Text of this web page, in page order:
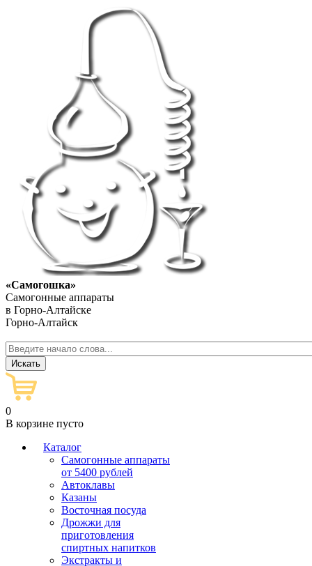
«Самогошка»
Самогонные аппараты
в Горно-Алтайске
Горно-Алтайск
0
В корзине пусто
Каталог
Самогонные аппараты
от 5400 рублей
Автоклавы
Казаны
Восточная посуда
Дрожжи для
приготовления
спиртных напитков
Экстракты и